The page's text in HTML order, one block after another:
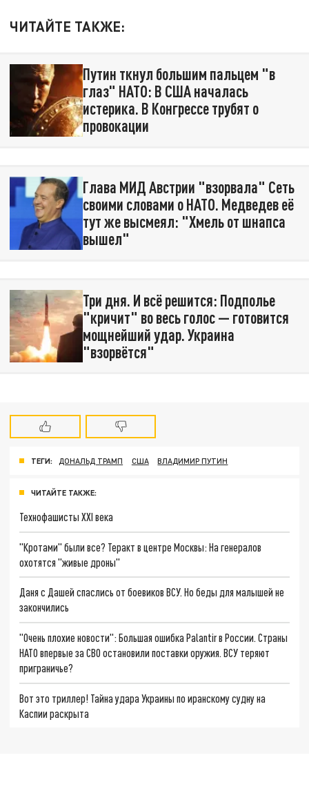
ЧИТАЙТЕ ТАКЖЕ:
Путин ткнул большим пальцем "в
глаз" НАТО: В США началась
истерика. В Конгрессе трубят о
провокации
Глава МИД Австрии "взорвала" Сеть
своими словами о НАТО. Медведев её
тут же высмеял: "Хмель от шнапса
вышел"
Три дня. И всё решится: Подполье
"кричит" во весь голос — готовится
мощнейший удар. Украина
"взорвётся"
ТЕГИ: ДОНАЛЬД ТРАМП США ВЛАДИМИР ПУТИН
ЧИТАЙТЕ ТАКЖЕ:
Технофашисты XXI века
"Кротами" были все? Теракт в центре Москвы: На генералов
охотятся "живые дроны"
Даня с Дашей спаслись от боевиков ВСУ. Но беды для малышей не
закончились
"Очень плохие новости": Большая ошибка Palantir в России. Страны
НАТО впервые за СВО остановили поставки оружия. ВСУ теряют
приграничье?
Вот это триллер! Тайна удара Украины по иранскому судну на
Каспии раскрыта